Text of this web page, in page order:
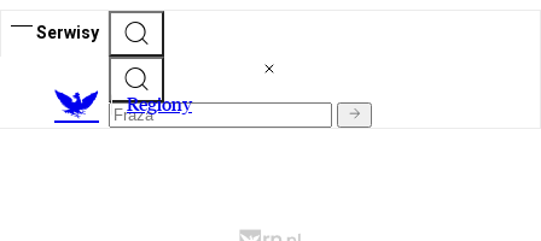
Serwisy
Regiony